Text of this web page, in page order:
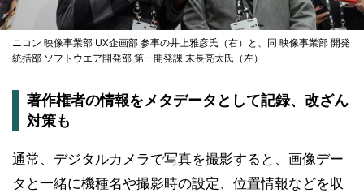
ニコン 映像事業部 UX企画部 参事の井上雅彦氏（右）と、同 映像事業部 開発
統括部 ソフトウエア開発部 第一開発課 末長亮太氏（左）
著作権者の情報をメタデータとして記録、改ざん
対策も
通常、デジタルカメラで写真を撮影すると、画像デー
タと一緒に機種名や撮影時の設定、位置情報などを収